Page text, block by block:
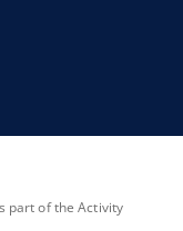
part of the Activity